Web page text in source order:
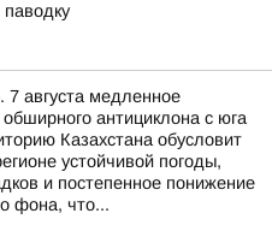
паводку
7 августа медленное
антициклона с юга
Казахстана обусловит
устойчивой погоды,
и постепенное понижение
фона, что...